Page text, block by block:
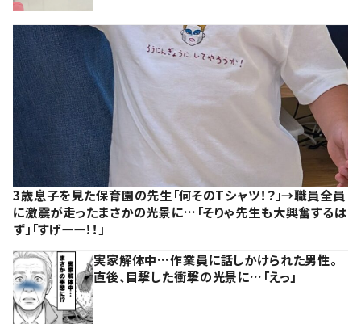
3歳息子を見た保育園の先生「何そのTシャツ！？」→職員全員
に激震が走ったまさかの光景に…「そりゃ先生も大興奮するは
ず」「すげーー！！」
実家解体中…作業員に話しかけられた男性。
直後、目撃した衝撃の光景に…「えっ」